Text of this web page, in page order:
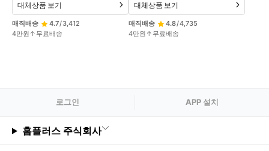
매직배송 4.7/3,412
4만원↑무료배송
대체상품 보기
매직배송 4.8/4,735
4만원↑무료배송
대체상품 보기
로그인 APP 설치
홈플러스 주식회사